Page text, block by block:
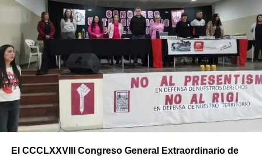
El CCCLXXVIII Congreso General Extraordinario de